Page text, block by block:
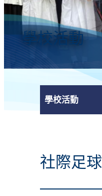
學校活動
學校活動
校外獎項
學校活動
社際足球